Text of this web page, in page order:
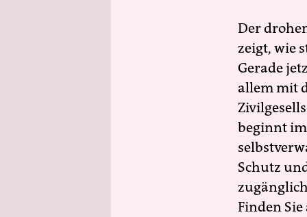
Der
zeigt, wie
Gerade
allem mit
beginnt
Schutz
Finden